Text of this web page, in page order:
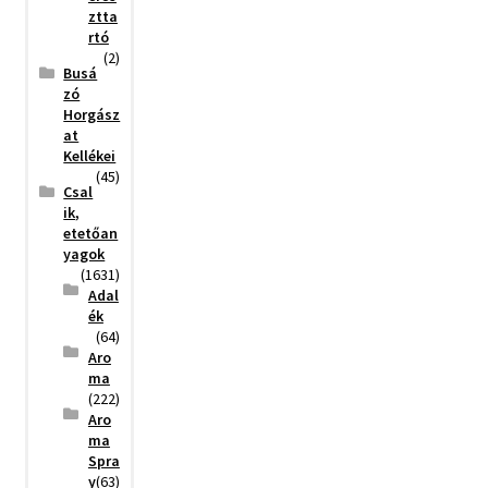
ztta
rtó
(2)
Busá
zó
Horgász
at
Kellékei
(45)
Csal
ik,
etetőan
yagok
(1631)
Adal
ék
(64)
Aro
ma
(222)
Aro
ma
Spra
y(63)